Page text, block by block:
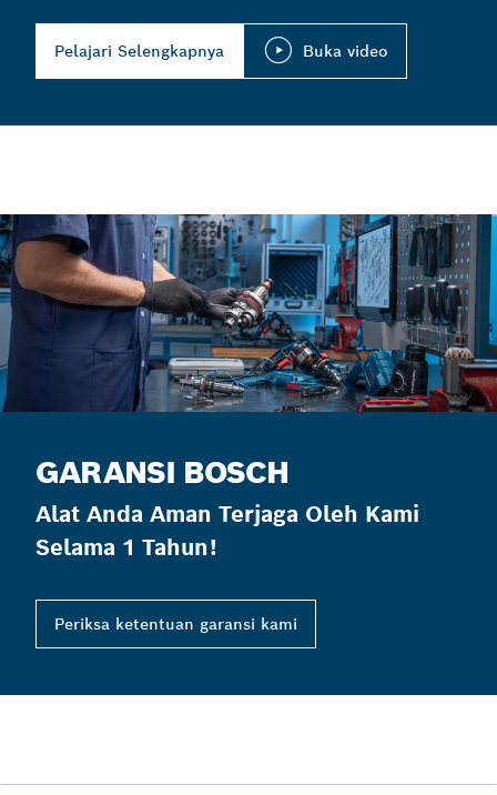
Pelajari Selengkapnya Buka video
GARANSI BOSCH
Alat Anda Aman Terjaga Oleh Kami
Selama 1 Tahun!
Periksa ketentuan garansi kami